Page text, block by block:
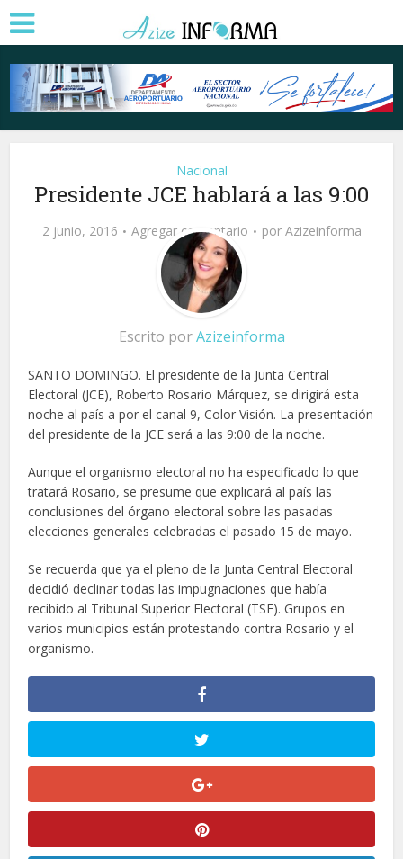
Nacional
Presidente JCE hablará a las 9:00
2 junio, 2016 Agregar comentario por Azizeinforma
Escrito porAzizeinforma
SANTO DOMINGO. El presidente de la Junta Central
Electoral (JCE), Roberto Rosario Márquez, se dirigirá esta
noche al país a por el canal 9, Color Visión. La presentación
del presidente de la JCE será a las 9:00 de la noche.
Aunque el organismo electoral no ha especificado lo que
tratará Rosario, se presume que explicará al país las
conclusiones del órgano electoral sobre las pasadas
elecciones generales celebradas el pasado 15 de mayo.
Se recuerda que ya el pleno de la Junta Central Electoral
decidió declinar todas las impugnaciones que había
recibido al Tribunal Superior Electoral (TSE). Grupos en
varios municipios están protestando contra Rosario y el
organismo.